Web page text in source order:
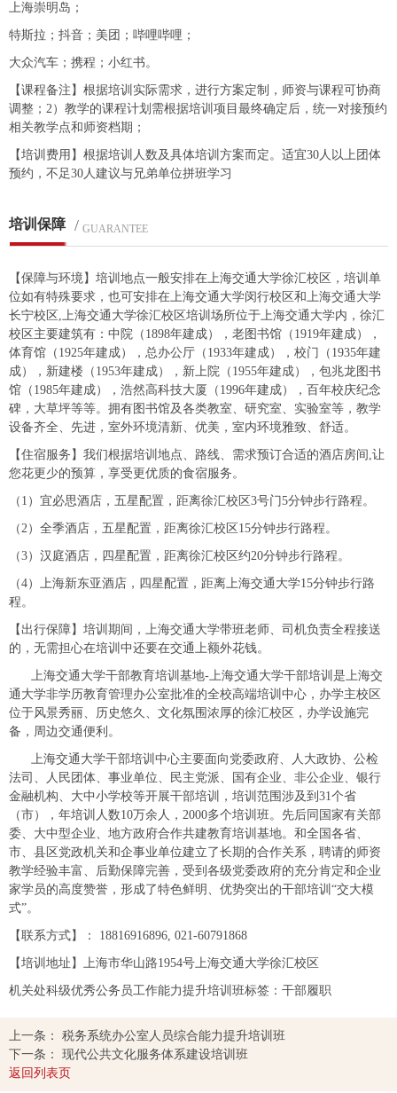
上海崇明岛；
特斯拉；抖音；美团；哔哩哔哩；
大众汽车；携程；小红书。
【课程备注】根据培训实际需求，进行方案定制，师资与课程可协商
调整；2）教学的课程计划需根据培训项目最终确定后，统一对接预约
相关教学点和师资档期；
【培训费用】根据培训人数及具体培训方案而定。适宜30人以上团体
预约，不足30人建议与兄弟单位拼班学习
培训保障 / GUARANTEE
【保障与环境】培训地点一般安排在上海交通大学徐汇校区，培训单
位如有特殊要求，也可安排在上海交通大学闵行校区和上海交通大学
长宁校区,上海交通大学徐汇校区培训场所位于上海交通大学内，徐汇
校区主要建筑有：中院（1898年建成），老图书馆（1919年建成），
体育馆（1925年建成），总办公厅（1933年建成），校门（1935年建
成），新建楼（1953年建成），新上院（1955年建成），包兆龙图书
馆（1985年建成），浩然高科技大厦（1996年建成），百年校庆纪念
碑，大草坪等等。拥有图书馆及各类教室、研究室、实验室等，教学
设备齐全、先进，室外环境清新、优美，室内环境雅致、舒适。
【住宿服务】我们根据培训地点、路线、需求预订合适的酒店房间,让
您花更少的预算，享受更优质的食宿服务。
（1）宜必思酒店，五星配置，距离徐汇校区3号门5分钟步行路程。
（2）全季酒店，五星配置，距离徐汇校区15分钟步行路程。
（3）汉庭酒店，四星配置，距离徐汇校区约20分钟步行路程。
（4）上海新东亚酒店，四星配置，距离上海交通大学15分钟步行路
程。
【出行保障】培训期间，上海交通大学带班老师、司机负责全程接送
的，无需担心在培训中还要在交通上额外花钱。
上海交通大学干部教育培训基地-上海交通大学干部培训是上海交
通大学非学历教育管理办公室批准的全校高端培训中心，办学主校区
位于风景秀丽、历史悠久、文化氛围浓厚的徐汇校区，办学设施完
备，周边交通便利。
上海交通大学干部培训中心主要面向党委政府、人大政协、公检
法司、人民团体、事业单位、民主党派、国有企业、非公企业、银行
金融机构、大中小学校等开展干部培训，培训范围涉及到31个省
（市），年培训人数10万余人，2000多个培训班。先后同国家有关部
委、大中型企业、地方政府合作共建教育培训基地。和全国各省、
市、县区党政机关和企事业单位建立了长期的合作关系，聘请的师资
教学经验丰富、后勤保障完善，受到各级党委政府的充分肯定和企业
家学员的高度赞誉，形成了特色鲜明、优势突出的干部培训“交大模
式”。
【联系方式】： 18816916896, 021-60791868
【培训地址】上海市华山路1954号上海交通大学徐汇校区
机关处科级优秀公务员工作能力提升培训班标签：干部履职
上一条：
税务系统办公室人员综合能力提升培训班
下一条：
现代公共文化服务体系建设培训班
返回列表页